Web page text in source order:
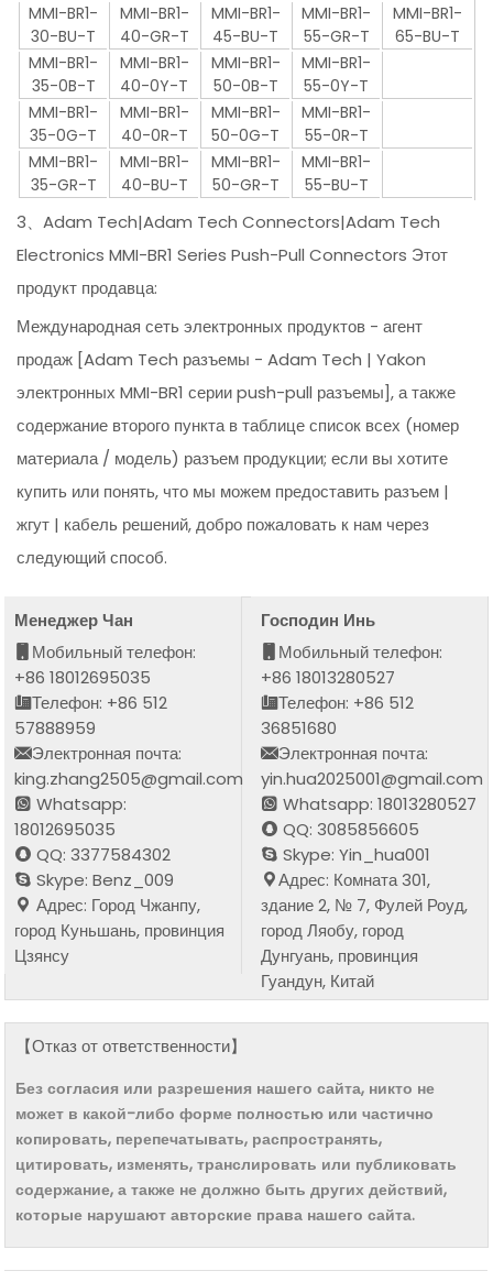
MMI-BR1-
30-BU-T
MMI-BR1-
40-GR-T
MMI-BR1-
45-BU-T
MMI-BR1-
55-GR-T
MMI-BR1-
65-BU-T
MMI-BR1-
35-0B-T
MMI-BR1-
40-0Y-T
MMI-BR1-
50-0B-T
MMI-BR1-
55-0Y-T
MMI-BR1-
35-0G-T
MMI-BR1-
40-0R-T
MMI-BR1-
50-0G-T
MMI-BR1-
55-0R-T
MMI-BR1-
35-GR-T
MMI-BR1-
40-BU-T
MMI-BR1-
50-GR-T
MMI-BR1-
55-BU-T
3、Adam Tech|Adam Tech Connectors|Adam Tech
Electronics MMI-BR1 Series Push-Pull Connectors Этот
продукт продавца:
Международная сеть электронных продуктов - агент
продаж [Adam Tech разъемы - Adam Tech | Yakon
электронных MMI-BR1 серии push-pull разъемы], а также
содержание второго пункта в таблице список всех (номер
материала / модель) разъем продукции; если вы хотите
купить или понять, что мы можем предоставить разъем |
жгут | кабель решений, добро пожаловать к нам через
следующий способ.
Менеджер Чан
Мобильный телефон:
+86 18012695035
Телефон: +86 512
57888959
Электронная почта:
king.zhang2505@gmail.com
Whatsapp:
18012695035
QQ: 3377584302
Skype: Benz_009
Адрес: Город Чжанпу,
город Куньшань, провинция
Цзянсу
Господин Инь
Мобильный телефон:
+86 18013280527
Телефон: +86 512
36851680
Электронная почта:
yin.hua2025001@gmail.com
Whatsapp: 18013280527
QQ: 3085856605
Skype: Yin_hua001
Адрес: Комната 301,
здание 2, № 7, Фулей Роуд,
город Ляобу, город
Дунгуань, провинция
Гуандун, Китай
【Отказ от ответственности】
Без согласия или разрешения нашего сайта, никто не
может в какой-либо форме полностью или частично
копировать, перепечатывать, распространять,
цитировать, изменять, транслировать или публиковать
содержание, а также не должно быть других действий,
которые нарушают авторские права нашего сайта.